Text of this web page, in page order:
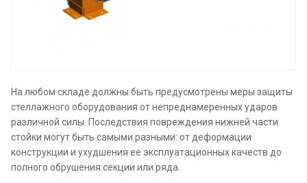
На любом складе должны быть предусмотрены меры защиты
стеллажного оборудования от непреднамеренных ударов
различной силы. Последствия повреждения нижней части
стойки могут быть самыми разными: от деформации
конструкции и ухудшения ее эксплуатационных качеств до
полного обрушения секции или ряда.